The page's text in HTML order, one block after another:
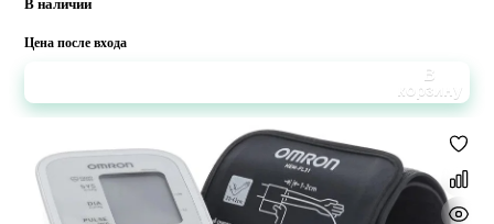
В наличии
Цена после входа
В
корзину